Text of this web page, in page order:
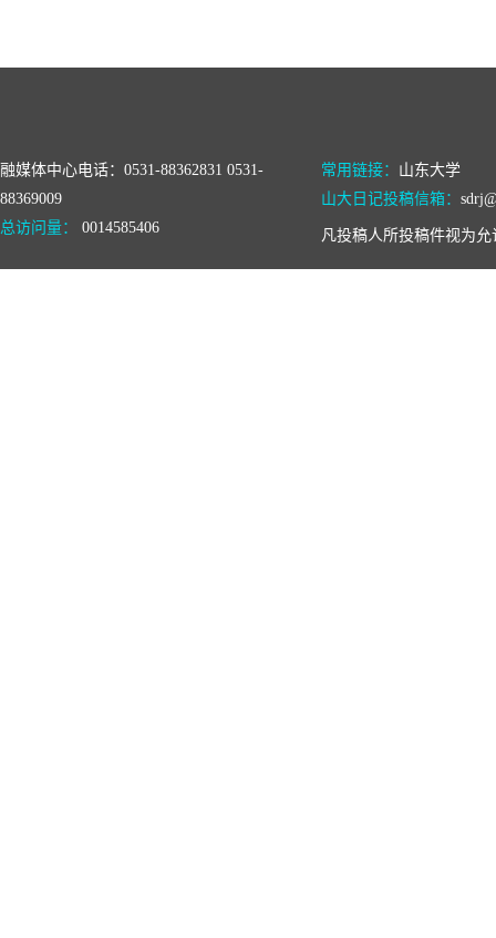
融媒体中心电话：0531-88362831 0531-
88369009
常用链接： 山东大学
山大日记投稿信箱：
总访问量：
0014585406 凡投稿人所投稿件视为